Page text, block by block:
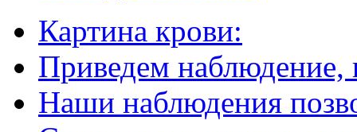
Картина крови:
Приведем
Наши наблюдения